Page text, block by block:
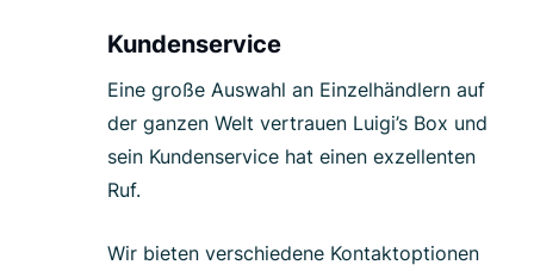
Kundenservice
Eine große Auswahl an Einzelhändlern auf
der ganzen Welt vertrauen Luigi’s Box und
sein Kundenservice hat einen exzellenten
Ruf.
Wir bieten verschiedene Kontaktoptionen